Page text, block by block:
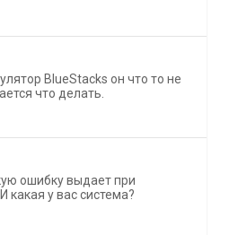
BlueStacks он что то не
что делать.
ошибку выдает при
какая у вас система?